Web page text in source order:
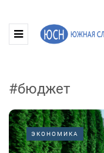
#бюджет
ЭКОНОМИКА